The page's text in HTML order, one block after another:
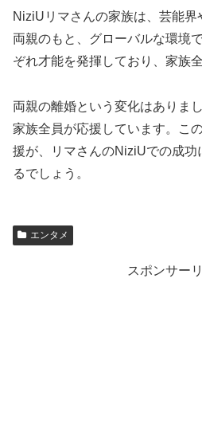
NiziUリマさんの家族は、芸能界
両親のもと、グローバルな環境
ぞれ才能を発揮しており、家族
両親の離婚という変化はありま
家族全員が応援しています。こ
援が、リマさんのNiziUでの成功
るでしょう。
エンタメ
スポンサー